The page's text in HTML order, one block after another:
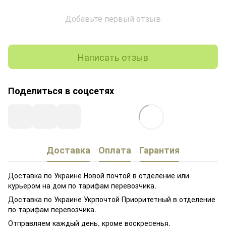
Добавьте первый отзыв
Написать отзыв
Поделиться в соцсетях
Доставка Оплата Гарантия
Доставка по Украине Новой почтой в отделение или
курьером на дом по тарифам перевозчика.
Доставка по Украине Укрпочтой Приоритетный в отделение
по тарифам перевозчика.
Отправляем каждый день, кроме воскресенья.